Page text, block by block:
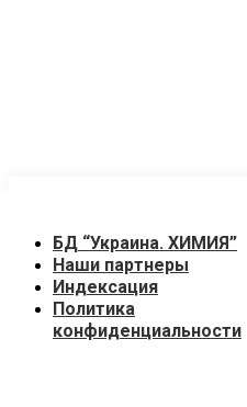
БД “Украина. ХИМИЯ”
Наши партнеры
Индексация
Политика
конфиденциальности